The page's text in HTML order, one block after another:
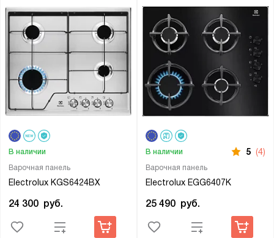
Варочная панель
Electrolux KGS6424BX
В наличии
24 300 руб.
Варочная панель
Electrolux EGG6407K
В наличии 5 (4)
25 490 руб.